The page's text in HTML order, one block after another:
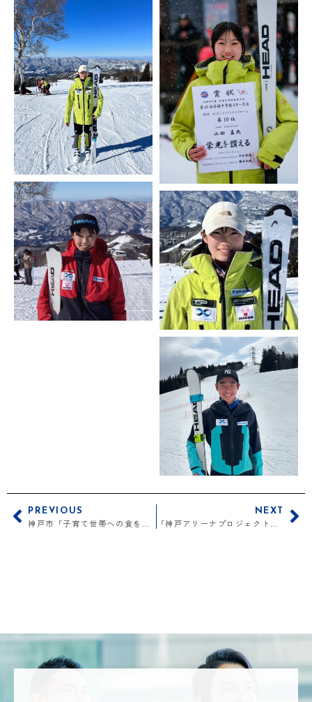
PREVIOUS NEXT